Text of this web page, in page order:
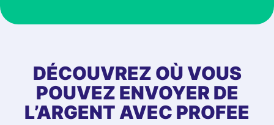
at Profee is very
first started
app, and they
quick to provide
and helpful
DÉCOUVREZ OÙ VOUS
POUVEZ ENVOYER DE
L’ARGENT AVEC PROFEE